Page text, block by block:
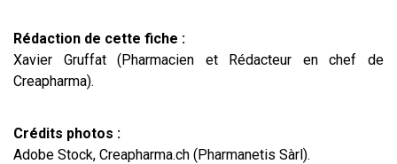
Rédaction de cette fiche :
Xavier Gruffat (Pharmacien et Rédacteur en chef de
Creapharma).
Crédits photos :
Adobe Stock, Creapharma.ch (Pharmanetis Sàrl).